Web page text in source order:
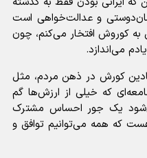
و عدالت‌خواهی است
کوروش افتخار می‌کنم، چون
می‌اندازد.
کورش در ذهن مردم، مثل
که خیلی از ارزش‌ها گم
یک جور احساس مشترک
که همه می‌توانیم توافق و